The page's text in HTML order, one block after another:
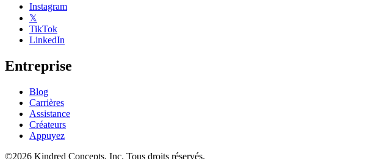
Instagram
𝕏
TikTok
LinkedIn
Entreprise
Blog
Carrières
Assistance
Créateurs
Appuyez
©2026 Kindred Concepts, Inc. Tous droits réservés.